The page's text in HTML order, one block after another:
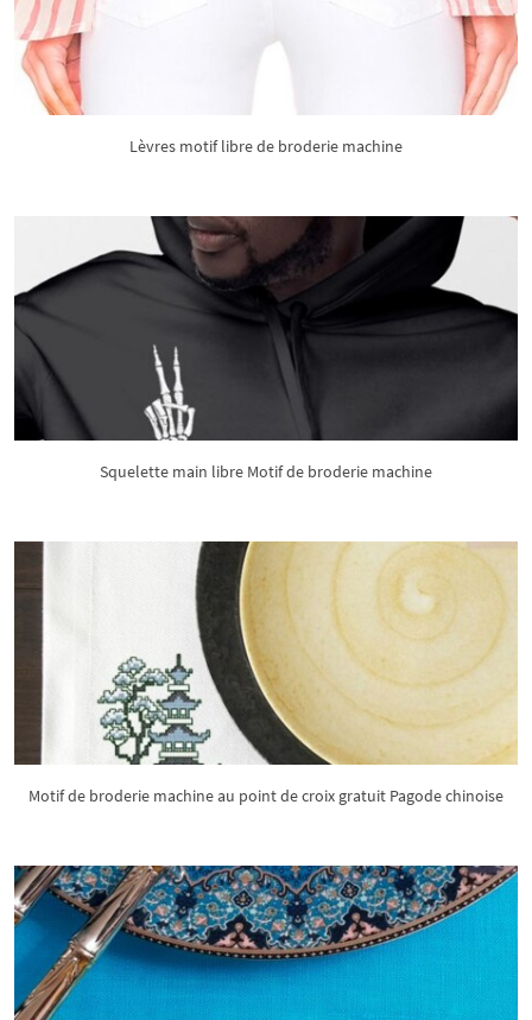
Lèvres motif libre de broderie machine
Squelette main libre Motif de broderie machine
Motif de broderie machine au point de croix gratuit Pagode chinoise